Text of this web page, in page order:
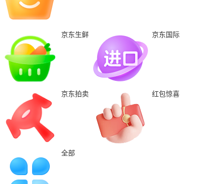
京东生鲜 京东国际
京东拍卖 红包惊喜
全部